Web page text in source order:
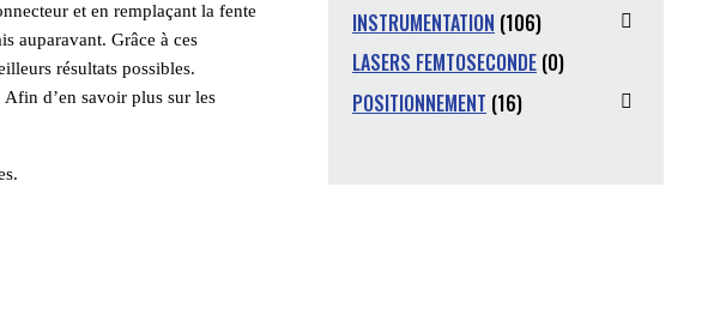
et en remplaçant la fente
auparavant. Grâce à ces
résultats possibles.
d’en savoir plus sur les
INSTRUMENTATION (106)
LASERS FEMTOSECONDE (0)
POSITIONNEMENT (16)